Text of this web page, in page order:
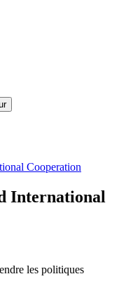
Cooperation
International
les politiques